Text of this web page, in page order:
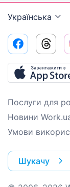
Українська
Послуги для
Новини
Умови
Шукачу